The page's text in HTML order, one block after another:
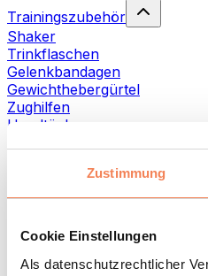
Zustimmung
Cookie Einstellungen
Als datenschutzrechtlicher
Trainingszubehör
Shaker
Trinkflaschen
Gelenkbandagen
Gewichthebergürtel
Zughilfen
Handtücher
Faszien- und Massagerollen
Weitere Rehabilitationshilfen